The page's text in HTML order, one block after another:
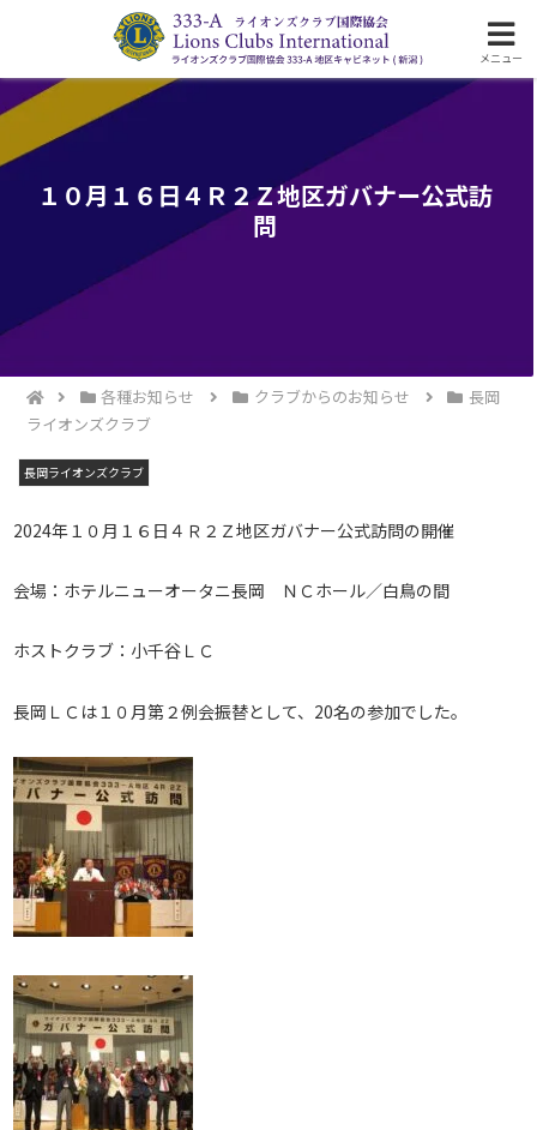
ライオンズクラブ国際協会333-A地区の活動
１０月１６日４Ｒ２Ｚ地区ガバナー公式訪
問
各種お知らせ クラブからのお知らせ
長岡
ライオンズクラブ
長岡ライオンズクラブ
2024年１０月１６日４Ｒ２Ｚ地区ガバナー公式訪問の開催
会場：ホテルニューオータニ長岡 ＮＣホール／白鳥の間
ホストクラブ：小千谷ＬＣ
長岡ＬＣは１０月第２例会振替として、20名の参加でした。
メニュー